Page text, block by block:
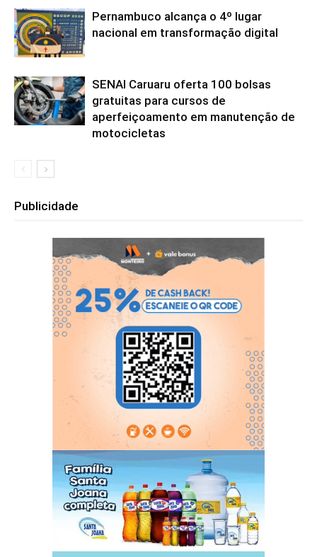
Pernambuco alcança o 4º lugar
nacional em transformação digital
SENAI Caruaru oferta 100 bolsas
gratuitas para cursos de
aperfeiçoamento em manutenção de
motocicletas
Publicidade